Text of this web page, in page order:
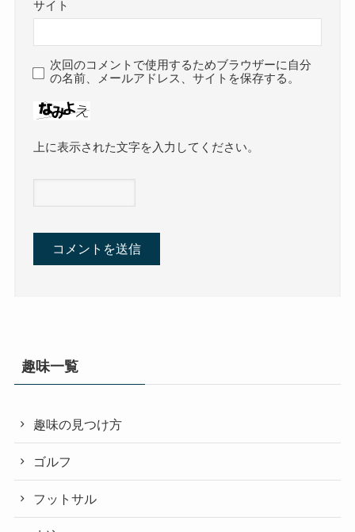
サイト
次回のコメントで使用するためブラウザーに自分
の名前、メールアドレス、サイトを保存する。
上に表示された文字を入力してください。
趣味一覧
趣味の見つけ方
ゴルフ
フットサル